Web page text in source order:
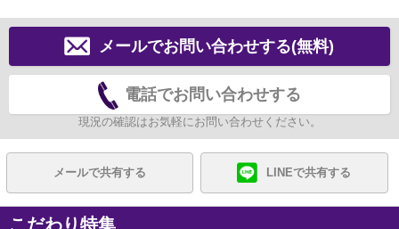
メールでお問い合わせする(無料)
電話でお問い合わせする
現況の確認はお気軽にお問い合わせください。
メールで共有する LINEで共有する
こだわり特集